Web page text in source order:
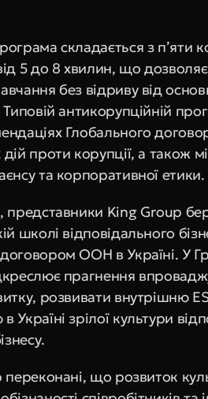
складається з п’яти
5 до 8 хвилин, що
без відриву від
Типовій антикорупційній
Глобального
проти корупції, а також
та корпоративної етики.
представники King Group
школі відповідального
ООН в Україні. У
прагнення
розвивати внутрішню
Україні зрілої культури
що розвиток